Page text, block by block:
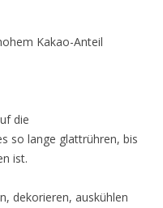
Kakao-Anteil
die
so lange glattrühren, bis
ist.
dekorieren, auskühlen